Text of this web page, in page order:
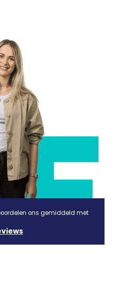
ons gemiddeld met